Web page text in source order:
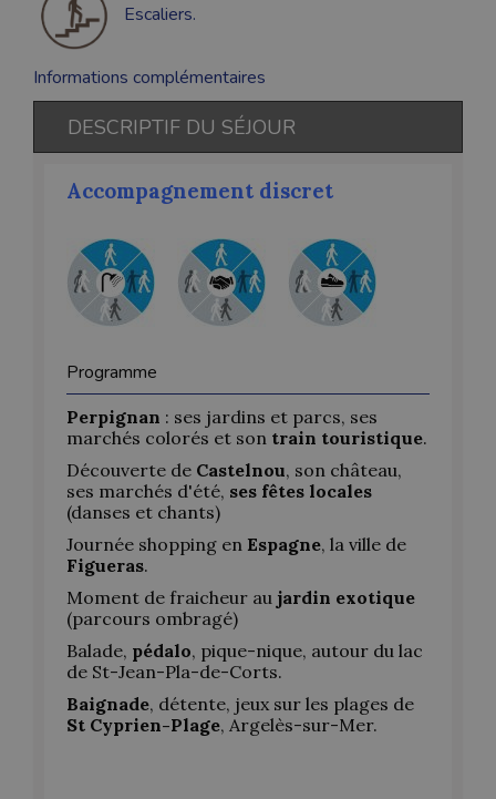
Escaliers.
Informations complémentaires
DESCRIPTIF DU SÉJOUR
Accompagnement discret
Programme
Perpignan : ses jardins et parcs, ses
marchés colorés et son train touristique.
Découverte de Castelnou, son château,
ses marchés d'été, ses fêtes locales
(danses et chants)
Journée shopping en Espagne, la ville de
Figueras.
Moment de fraicheur au jardin exotique
(parcours ombragé)
Balade, pédalo, pique-nique, autour du lac
de St-Jean-Pla-de-Corts.
Baignade, détente, jeux sur les plages de
St Cyprien-Plage, Argelès-sur-Mer.